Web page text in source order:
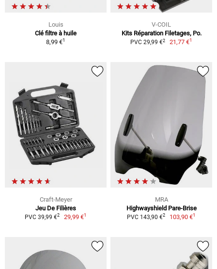
Louis
Clé filtre à huile
8,99 €1
V-COIL
Kits Réparation Filetages, Po.
PVC 29,99 €2 21,77 €1
Craft-Meyer
Jeu De Filières
PVC 39,99 €2 29,99 €1
MRA
Highwayshield Pare-Brise
PVC 143,90 €2 103,90 €1